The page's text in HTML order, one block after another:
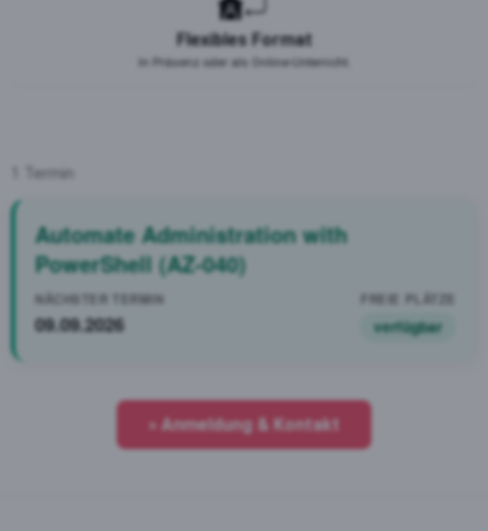
Flexibles Format
In Präsenz oder als Online-Unterricht.
1 Termin
Automate Administration with
PowerShell (AZ-040)
09.09.2026 verfügbar
» Anmeldung & Kontakt